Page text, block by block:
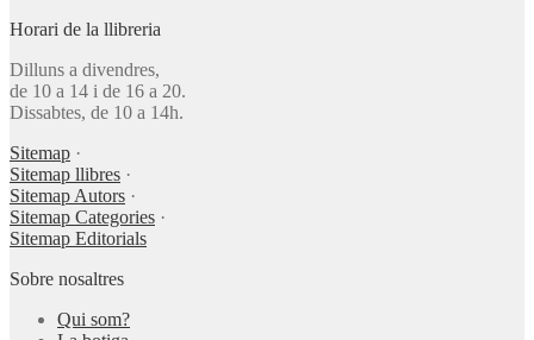
Horari de la llibreria
Dilluns a divendres,
de 10 a 14 i de 16 a 20.
Dissabtes, de 10 a 14h.
Sitemap ·
Sitemap llibres ·
Sitemap Autors ·
Sitemap Categories ·
Sitemap Editorials
Sobre nosaltres
Qui som?